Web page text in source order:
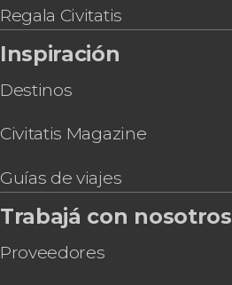
Regala Civitatis
Inspiración
Destinos
Civitatis Magazine
Guías de viajes
Trabajá con nosotros
Proveedores